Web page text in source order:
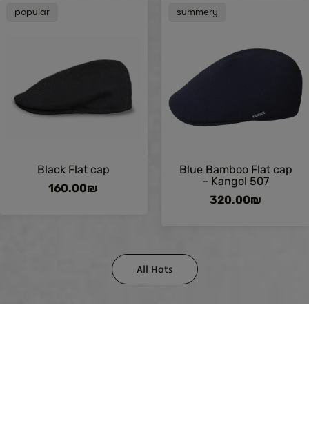
popular
Black Flat cap
160.00₪
summery
Blue Bamboo Flat cap
– Kangol 507
320.00₪
All Hats